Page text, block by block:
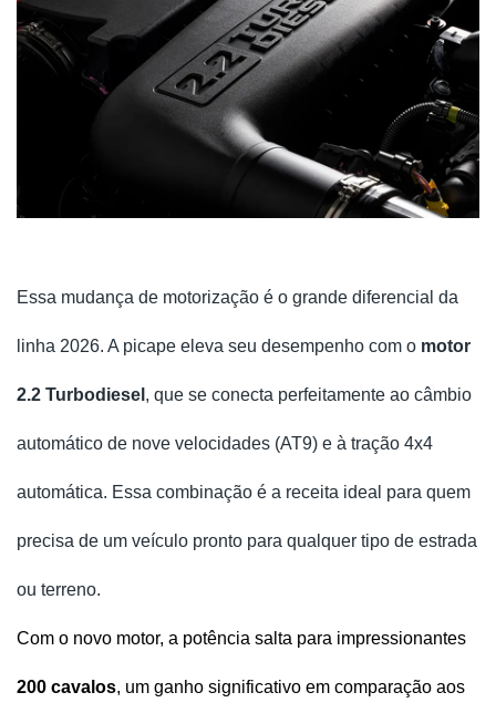
Essa mudança de motorização é o grande diferencial da
linha 2026. A picape eleva seu desempenho com o motor
2.2 Turbodiesel , que se conecta perfeitamente ao câmbio
automático de nove velocidades (AT9) e à tração 4x4
automática. Essa combinação é a receita ideal para quem
precisa de um veículo pronto para qualquer tipo de estrada
ou terreno.
200 cavalos, um ganho significativo em comparação aos